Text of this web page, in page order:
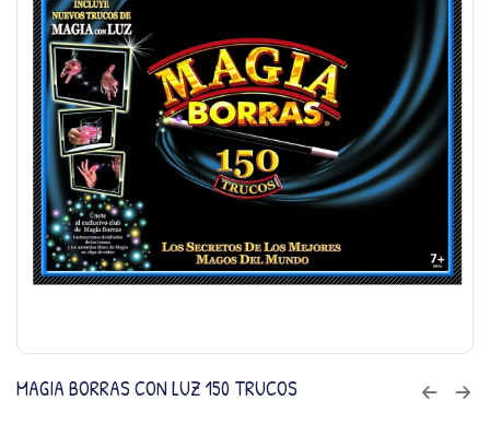
MAGIA BORRAS CON LUZ 150 TRUCOS